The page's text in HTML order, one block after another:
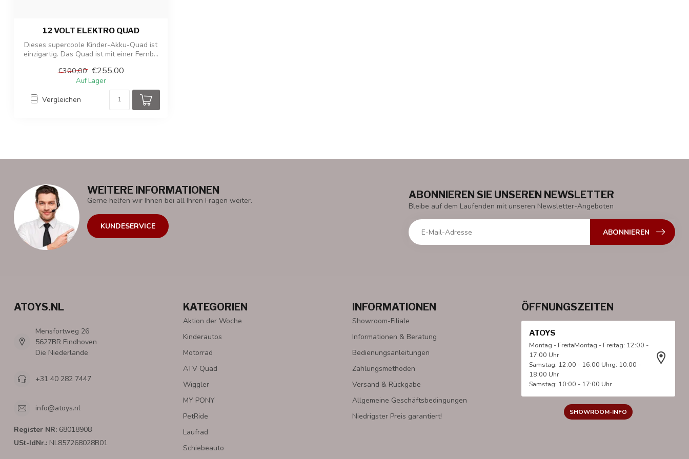
12 VOLT ELEKTRO QUAD
Dieses supercoole Kinder-Akku-Quad ist
einzigartig. Das Quad ist mit einer Fernb...
€300,00 €255,00
Auf Lager
Vergleichen
WEITERE INFORMATIONEN
Gerne helfen wir Ihnen bei all Ihren Fragen weiter.
KUNDESERVICE
ABONNIEREN SIE UNSEREN NEWSLETTER
Bleibe auf dem Laufenden mit unseren Newsletter-Angeboten
ABONNIEREN
ATOYS.NL
Mensfortweg 26
5627BR Eindhoven
Die Niederlande
+31 40 282 7447
info@atoys.nl
Register NR: 68018908
USt-IdNr.: NL857268028B01
KATEGORIEN
Aktion der Woche
Kinderautos
Motorrad
ATV Quad
Wiggler
MY PONY
PetRide
Laufrad
Schiebeauto
INFORMATIONEN
Showroom-Filiale
Informationen & Beratung
Bedienungsanleitungen
Zahlungsmethoden
Versand & Rückgabe
Allgemeine Geschäftsbedingungen
Niedrigster Preis garantiert!
ÖFFNUNGSZEITEN
ATOYS
Montag - FreitaMontag - Freitag: 12:00 -
17:00 Uhr
Samstag: 12:00 - 16:00 Uhrg: 10:00 -
18:00 Uhr
Samstag: 10:00 - 17:00 Uhr
SHOWROOM-INFO